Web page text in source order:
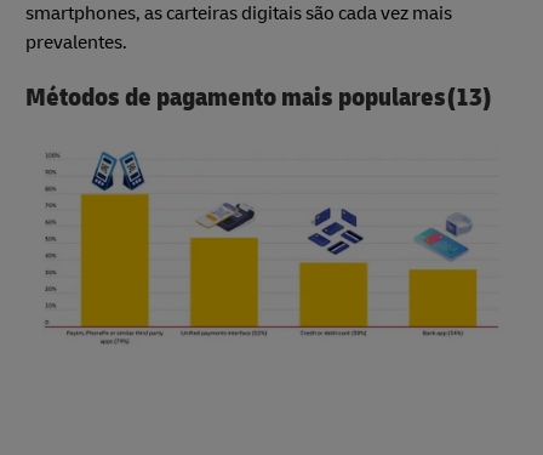
smartphones, as carteiras digitais são cada vez mais
prevalentes.
Métodos de pagamento mais populares(13)